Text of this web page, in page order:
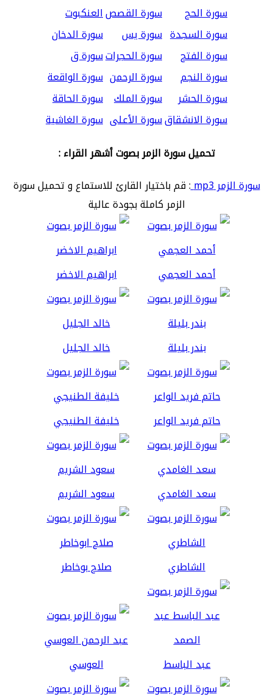
سورة الحج
سورة القصصالعنكبوت
سورة السجدة سورة يس
سورة الدخان
سورة الفتح
سورة الحجراتسورة ق
سورة النجم
سورة الرحمن سورة الواقعة
سورة الحشر
سورة الملك سورة الحاقة
سورة الانشقاقسورة الأعلى سورة الغاشية
تحميل سورة الزمر بصوت أشهر القراء :
سورة الزمر mp3
: قم باختيار القارئ للاستماع و تحميل سورة
الزمر كاملة بجودة عالية
أحمد العجمي ابراهيم الاخضر
بندر بليلة خالد الجليل
حاتم فريد الواعر خليفة الطنيجي
سعد الغامدي سعود الشريم
الشاطري صلاح بوخاطر
عبد الباسط العوسي